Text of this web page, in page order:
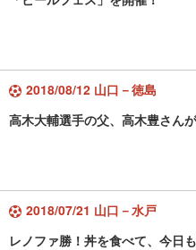
2018/08/12 山口－徳島
高木大輔選手の父、高木豊さん
2018/07/21 山口－水戸
レノファ勝！丼を食べて、今日